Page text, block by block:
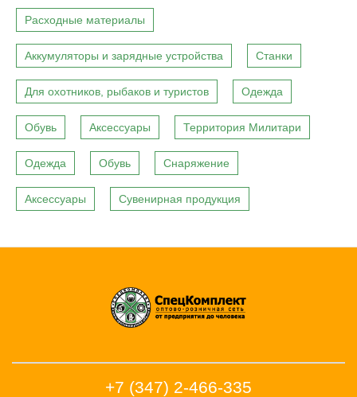
Расходные материалы
Аккумуляторы и зарядные устройства Станки
Для охотников, рыбаков и туристов Одежда
Обувь Аксессуары Территория Милитари
Одежда Обувь Снаряжение
Аксессуары Сувенирная продукция
+7 (347) 2-466-335